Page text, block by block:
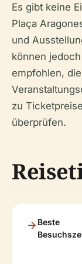
Es gibt keine
Plaça
und
können
empfohlen,
zu
überprüfen.
Beste